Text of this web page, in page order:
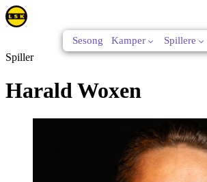
Sesong Kamper Spillere
Spiller
Harald Woxen